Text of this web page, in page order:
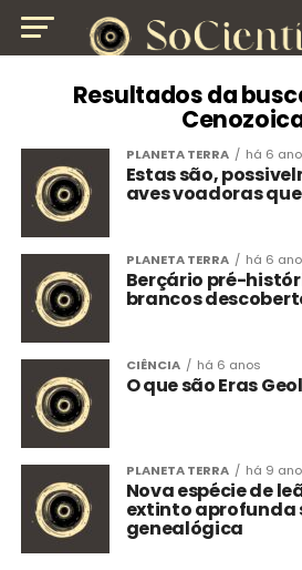
Resultados da
PLANETA TERRA há 6
Estas são,
aves voadoras
PLANETA TERRA há 6
Berçário pré-
brancos
CIÊNCIA há 6 anos
O que são Eras
PLANETA TERRA há 9
Nova espécie de
extinto aprofunda
genealógica